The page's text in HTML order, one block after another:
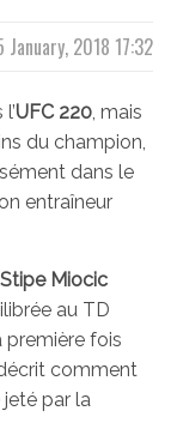
January, 2018 17:32
UFC 220, mais
du champion,
dans le
entraîneur
Stipe Miocic
au TD
première fois
comment
par la